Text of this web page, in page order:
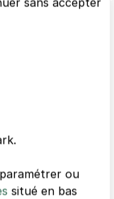
arabe
ou
situé en bas